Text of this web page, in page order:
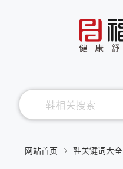
网站首页 鞋关键词大全